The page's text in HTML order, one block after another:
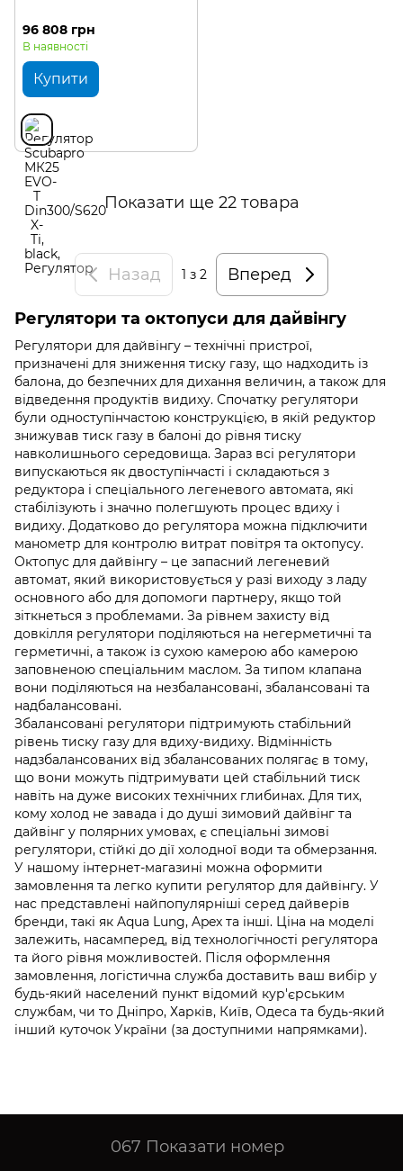
96 808 грн
В наявності
Купити
Показати ще 22 товара
Назад 1 з 2 Вперед
Регулятори та октопуси для дайвінгу
Регулятори для дайвінгу – технічні пристрої,
призначені для зниження тиску газу, що надходить із
балона, до безпечних для дихання величин, а також для
відведення продуктів видиху. Спочатку регулятори
були одноступінчастою конструкцією, в якій редуктор
знижував тиск газу в балоні до рівня тиску
навколишнього середовища. Зараз всі регулятори
випускаються як двоступінчасті і складаються з
редуктора і спеціального легеневого автомата, які
стабілізують і значно полегшують процес вдиху і
видиху. Додатково до регулятора можна підключити
манометр для контролю витрат повітря та октопусу.
Октопус для дайвінгу – це запасний легеневий
автомат, який використовується у разі виходу з ладу
основного або для допомоги партнеру, якщо той
зіткнеться з проблемами. За рівнем захисту від
довкілля регулятори поділяються на негерметичні та
герметичні, а також із сухою камерою або камерою
заповненою спеціальним маслом. За типом клапана
вони поділяються на незбалансовані, збалансовані та
надбалансовані.
Збалансовані регулятори підтримують стабільний
рівень тиску газу для вдиху-видиху. Відмінність
надзбалансованих від збалансованих полягає в тому,
що вони можуть підтримувати цей стабільний тиск
навіть на дуже високих технічних глибинах. Для тих,
кому холод не завада і до душі зимовий дайвінг та
дайвінг у полярних умовах, є спеціальні зимові
регулятори, стійкі до дії холодної води та обмерзання.
У нашому інтернет-магазині можна оформити
замовлення та легко купити регулятор для дайвінгу. У
нас представлені найпопулярніші серед дайверів
бренди, такі як Aqua Lung, Apex та інші. Ціна на моделі
залежить, насамперед, від технологічності регулятора
та його рівня можливостей. Після оформлення
замовлення, логістична служба доставить ваш вибір у
будь-який населений пункт відомий кур'єрським
службам, чи то Дніпро, Харків, Київ, Одеса та будь-який
інший куточок України (за доступними напрямками).
067 Показати номер